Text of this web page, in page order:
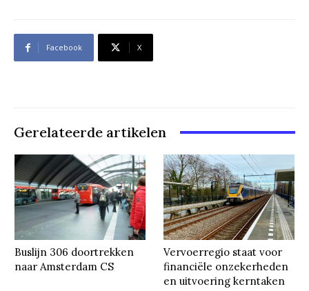
Facebook X
Gerelateerde artikelen
Buslijn 306 doortrekken
naar Amsterdam CS
Vervoerregio staat voor
financiële onzekerheden
en uitvoering kerntaken